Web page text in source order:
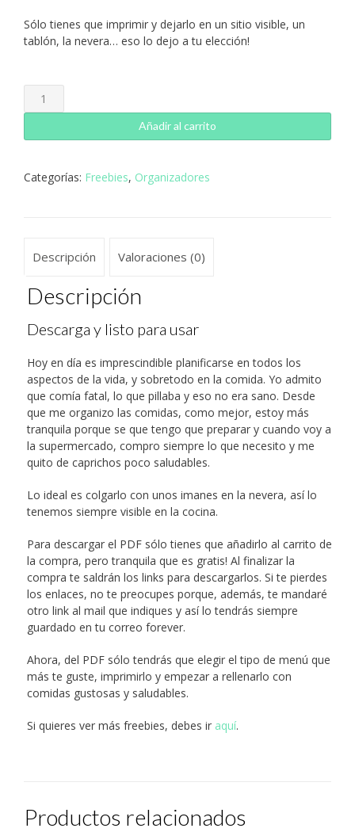
Sólo tienes que imprimir y dejarlo en un sitio visible, un
tablón, la nevera… eso lo dejo a tu elección!
Menu
semanal
mensual
Añadir al carrito
Categorías: Freebies, Organizadores
Descripción Valoraciones (0)
Descripción
Descarga y listo para usar
Hoy en día es imprescindible planificarse en todos los
aspectos de la vida, y sobretodo en la comida. Yo admito
que comía fatal, lo que pillaba y eso no era sano. Desde
que me organizo las comidas, como mejor, estoy más
tranquila porque se que tengo que preparar y cuando voy a
la supermercado, compro siempre lo que necesito y me
quito de caprichos poco saludables.
Lo ideal es colgarlo con unos imanes en la nevera, así lo
tenemos siempre visible en la cocina.
Para descargar el PDF sólo tienes que añadirlo al carrito de
la compra, pero tranquila que es gratis! Al finalizar la
compra te saldrán los links para descargarlos. Si te pierdes
los enlaces, no te preocupes porque, además, te mandaré
otro link al mail que indiques y así lo tendrás siempre
guardado en tu correo forever.
Ahora, del PDF sólo tendrás que elegir el tipo de menú que
más te guste, imprimirlo y empezar a rellenarlo con
comidas gustosas y saludables.
Si quieres ver más freebies, debes ir aquí.
Productos relacionados